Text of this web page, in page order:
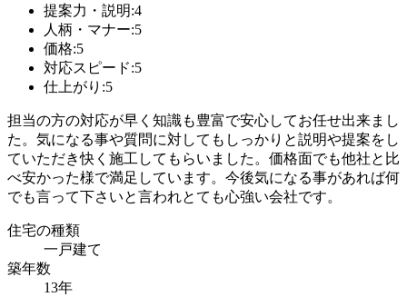
提案力・説明:4
人柄・マナー:5
価格:5
対応スピード:5
仕上がり:5
担当の方の対応が早く知識も豊富で安心してお任せ出来まし
た。気になる事や質問に対してもしっかりと説明や提案をし
ていただき快く施工してもらいました。価格面でも他社と比
べ安かった様で満足しています。今後気になる事があれば何
でも言って下さいと言われとても心強い会社です。
住宅の種類
一戸建て
築年数
13年